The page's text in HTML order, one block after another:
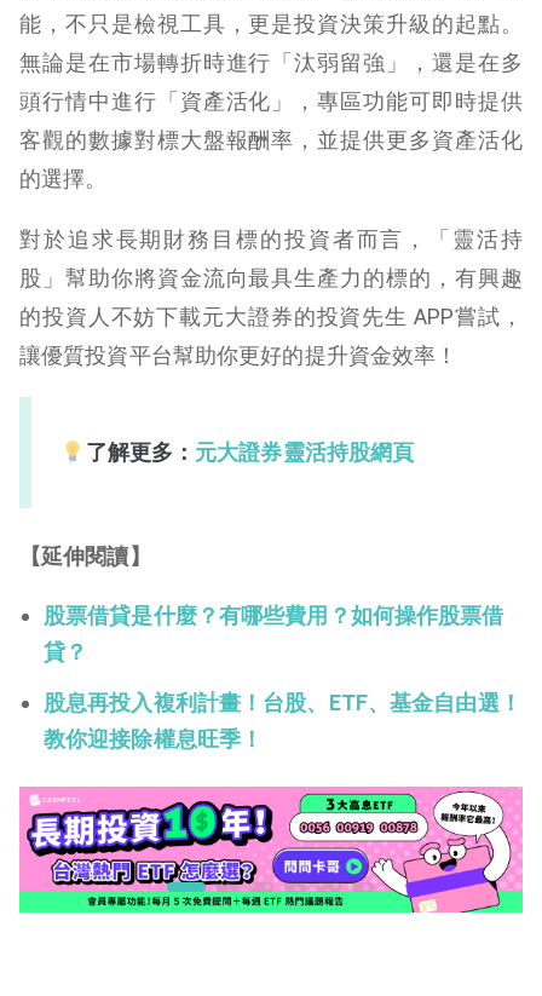
能，不只是檢視工具，更是投資決策升級的起點。
無論是在市場轉折時進行「汰弱留強」，還是在多
頭行情中進行「資產活化」，專區功能可即時提供
客觀的數據對標大盤報酬率 ，並提供更多資產活化
的選擇。
對於追求長期財務目標的投資者而言，「靈活持
股」幫助你將資金流向最具生產力的標的，有興趣
的投資人不妨下載元大證券的投資先生 APP嘗試 ，
讓優質投資平台幫助你更好的提升資金效率！
了解更多： 元大證券靈活持股網頁
【延伸閱讀】
股票借貸是什麼？有哪些費用？如何操作股票借
貸？
股息再投入複利計畫！台股、ETF、基金自由選！
教你迎接除權息旺季！